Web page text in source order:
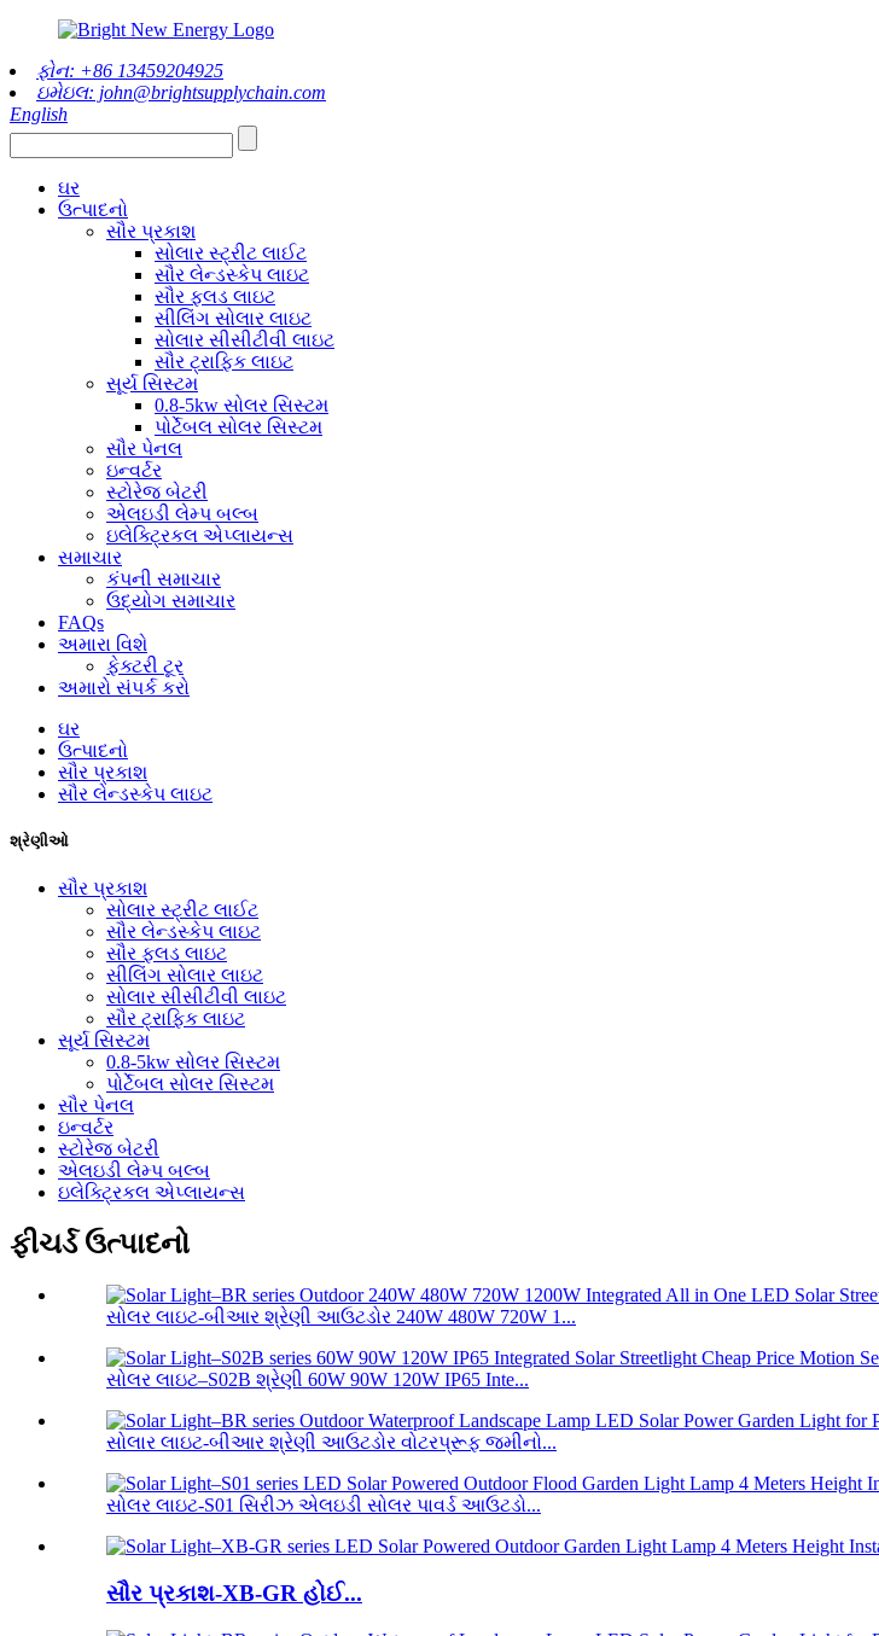
ફોન: +86 13459204925
ઇમેઇલ: john@brightsupplychain.com
English
ઘર
ઉત્પાદનો
સૌર પ્રકાશ
સોલાર સ્ટ્રીટ લાઈટ
સૌર લેન્ડસ્કેપ લાઇટ
સૌર ફ્લડ લાઇટ
સીલિંગ સોલાર લાઇટ
સોલાર સીસીટીવી લાઇટ
સૌર ટ્રાફિક લાઇટ
સૂર્ય સિસ્ટમ
0.8-5kw સોલર સિસ્ટમ
પોર્ટેબલ સોલર સિસ્ટમ
સૌર પેનલ
ઇન્વર્ટર
સ્ટોરેજ બેટરી
એલઇડી લેમ્પ બલ્બ
ઇલેક્ટ્રિકલ એપ્લાયન્સ
સમાચાર
કંપની સમાચાર
ઉદ્યોગ સમાચાર
FAQs
અમારા વિશે
ફેક્ટરી ટૂર
અમારો સંપર્ક કરો
ઘર
ઉત્પાદનો
સૌર પ્રકાશ
સૌર લેન્ડસ્કેપ લાઇટ
શ્રેણીઓ
સૌર પ્રકાશ
સોલાર સ્ટ્રીટ લાઈટ
સૌર લેન્ડસ્કેપ લાઇટ
સૌર ફ્લડ લાઇટ
સીલિંગ સોલાર લાઇટ
સોલાર સીસીટીવી લાઇટ
સૌર ટ્રાફિક લાઇટ
સૂર્ય સિસ્ટમ
0.8-5kw સોલર સિસ્ટમ
પોર્ટેબલ સોલર સિસ્ટમ
સૌર પેનલ
ઇન્વર્ટર
સ્ટોરેજ બેટરી
એલઇડી લેમ્પ બલ્બ
ઇલેક્ટ્રિકલ એપ્લાયન્સ
ફીચર્ડ ઉત્પાદનો
સોલર લાઇટ-બીઆર શ્રેણી આઉટડોર 240W 480W 720W 1...
સોલર લાઇટ–S02B શ્રેણી 60W 90W 120W IP65 Inte...
સોલાર લાઇટ-બીઆર શ્રેણી આઉટડોર વોટરપ્રૂફ જમીનો...
સોલર લાઇટ-S01 સિરીઝ એલઇડી સોલર પાવર્ડ આઉટડો...
સૌર પ્રકાશ-XB-GR હોઈ...